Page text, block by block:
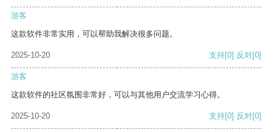
游客
这款软件非常实用，可以帮助我解决很多问题。
2025-10-20 支持[0] 反对[0]
游客
这款软件的社区氛围非常好，可以与其他用户交流学习心得。
2025-10-20 支持[0] 反对[0]